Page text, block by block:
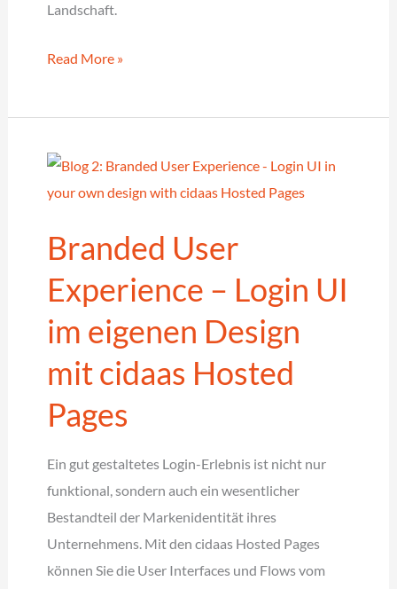
Landschaft.
Nahtlose
von
cidaas
cnips
Read More »
Branded User
Experience – Login UI
im eigenen Design
mit cidaas Hosted
Pages
Ein gut gestaltetes Login-Erlebnis ist nicht nur
funktional, sondern auch ein wesentlicher
Bestandteil der Markenidentität ihres
Unternehmens. Mit den cidaas Hosted Pages
können Sie die User Interfaces und Flows vom